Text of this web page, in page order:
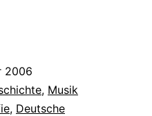
2006
, Musik
, Deutsche